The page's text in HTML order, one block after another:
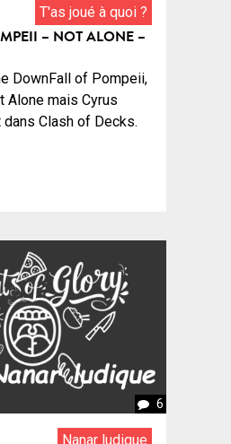
T'as joué à quoi ?
– NOT ALONE –
DownFall of Pompeii,
Alone mais Cyrus
Clash of Decks.
6
Nanar ludique